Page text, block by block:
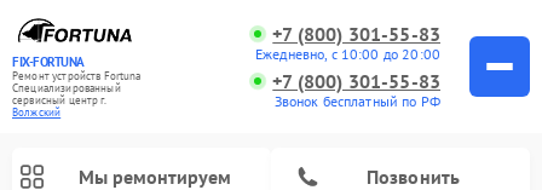
FIX-FORTUNA
Ремонт устройств Fortuna
Специализированный
cервисный центр г.
Волжский
+7 (800) 301-55-83
Ежедневно, с 10:00 до 20:00
+7 (800) 301-55-83
Звонок бесплатный по РФ
Мы ремонтируем Позвонить